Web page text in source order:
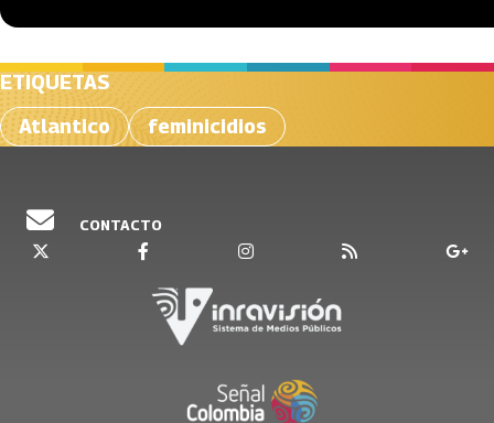
ETIQUETAS
Atlantico
feminicidios
CONTACTO